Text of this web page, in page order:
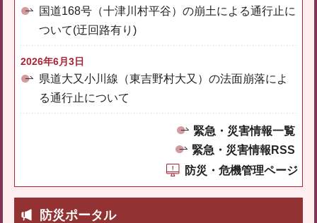
国道168号（十津川村平谷）の崩土による通行止に
ついて(迂回路有り)
2026年6月3日
県道大又小川線（東吉野村大又）の法面崩落によ
る通行止について
緊急・災害情報一覧
緊急・災害情報RSS
防災・危機管理ページ
防災ポータル